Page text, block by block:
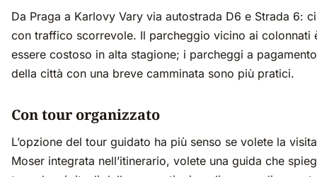
Da Praga a Karlovy Vary via autostrada D6 e Strada 6:
con traffico scorrevole. Il parcheggio vicino ai colonnati
essere costoso in alta stagione; i parcheggi a
della città con una breve camminata sono più pratici.
Con tour organizzato
L’opzione del tour guidato ha più senso se volete la
Moser integrata nell’itinerario, volete una guida che